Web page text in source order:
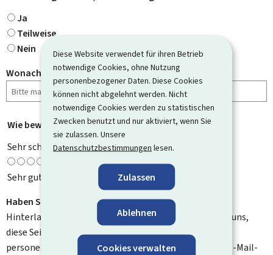
Diese Website verwendet für ihren Betrieb
notwendige Cookies, ohne Nutzung
personenbezogener Daten. Diese Cookies
können nicht abgelehnt werden. Nicht
notwendige Cookies werden zu statistischen
Zwecken benutzt und nur aktiviert, wenn Sie
sie zulassen. Unsere
Datenschutzbestimmungen lesen.
Zulassen
Ablehnen
Cookies verwalten
Ja
Teilweise
Nein
Wonach haben Sie gesucht?
Wie bewerten Sie diese Seite? *
Sehr schlecht
Sehr gut
Haben Sie Verbesserungsvorschläge?
Hinterlassen Sie uns einen Kommentar und helfen Sie uns,
diese Seite zu verbessern. Bitte geben Sie keine
personenbezogenen Daten an, wie zum Beispiel Ihre E-Mail-